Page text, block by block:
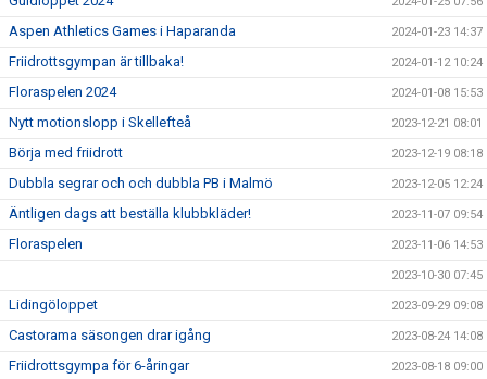
Aspen Athletics Games i Haparanda 2024-01-23 14:37
Friidrottsgympan är tillbaka! 2024-01-12 10:24
Floraspelen 2024 2024-01-08 15:53
Nytt motionslopp i Skellefteå 2023-12-21 08:01
Börja med friidrott 2023-12-19 08:18
Dubbla segrar och och dubbla PB i Malmö 2023-12-05 12:24
Äntligen dags att beställa klubbkläder! 2023-11-07 09:54
Floraspelen 2023-11-06 14:53
2023-10-30 07:45
Lidingöloppet 2023-09-29 09:08
Castorama säsongen drar igång 2023-08-24 14:08
Friidrottsgympa för 6-åringar 2023-08-18 09:00